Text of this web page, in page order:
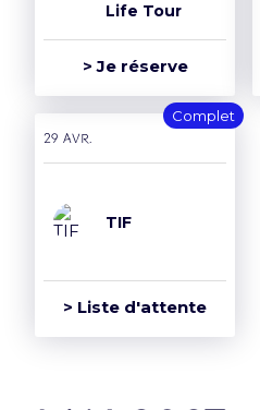
Life Tour
> Je réserve
Complet
29 avr.
TIF
> Liste d'attente